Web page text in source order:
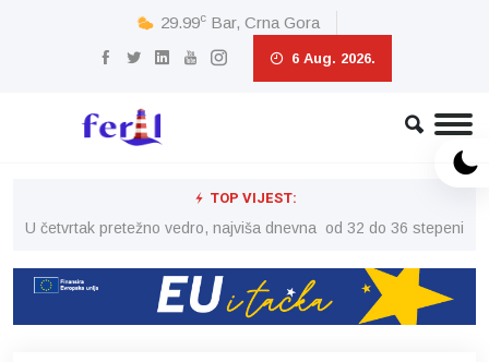
29.99c Bar, Crna Gora
6 Aug. 2026.
TOP VIJEST:
U četvrtak pretežno vedro, najviša dnevna od 32 do 36 stepeni